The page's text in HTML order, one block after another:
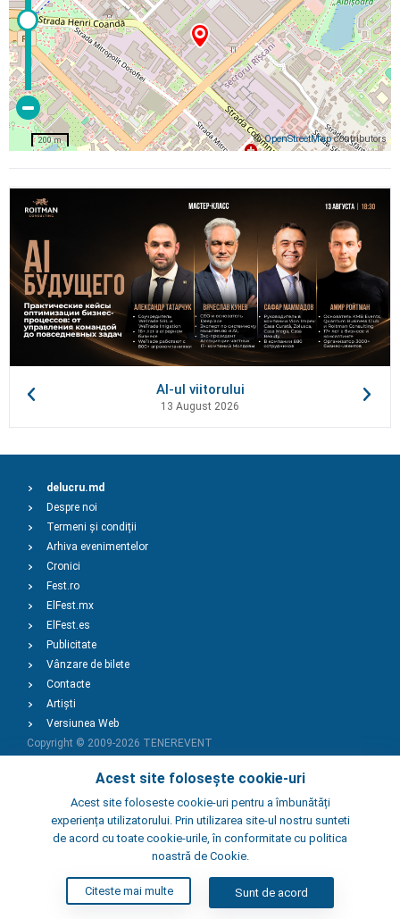
©OpenStreetMapcontributors
200 m
AI-ul viitorului
13 August 2026
Acest site folosește cookie-uri
Acest site foloseste cookie-uri pentru a îmbunătăți
experiența utilizatorului. Prin utilizarea site-ul nostru sunteti
de acord cu toate cookie-urile, în conformitate cu politica
noastră de Cookie.
Citeste mai multe Sunt de acord
delucru.md
Despre noi
Termeni și condiții
Arhiva evenimentelor
Cronici
Fest.ro
ElFest.mx
ElFest.es
Publicitate
Vânzare de bilete
Contacte
Artiști
Versiunea Web
Copyright © 2009-2026 TENEREVENT
Adaugă Eveniment
Adaugă Local